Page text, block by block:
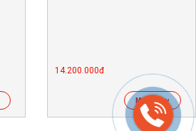
14.200.000đ
Mua Ngay